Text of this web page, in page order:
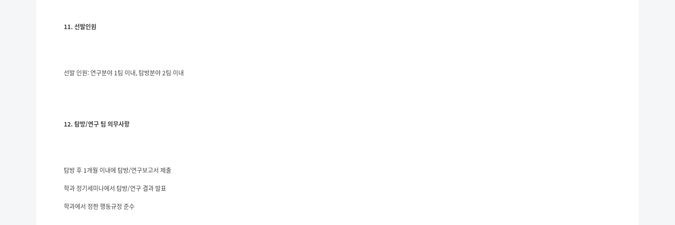
11. 선발인원
선발 인원: 연구분야 1팀 이내, 탐방분야 2팀 이내
12. 탐방/연구 팀 의무사항
탐방 후 1개월 이내에 탐방/연구보고서 제출
학과 정기세미나에서 탐방/연구 결과 발표
학과에서 정한 행동규정 준수